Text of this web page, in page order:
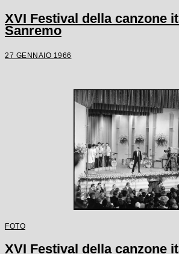
XVI Festival della canzone
Sanremo
27 GENNAIO 1966
FOTO
XVI Festival della canzone